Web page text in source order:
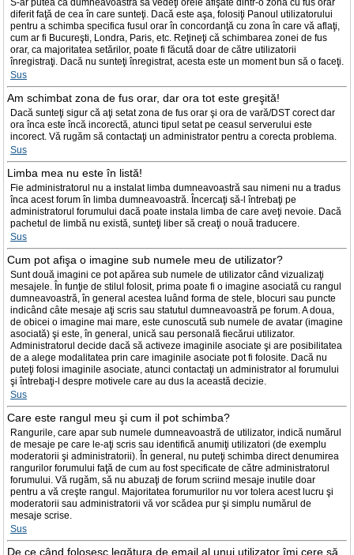
S-ar putea ca dumneavoastră să vedeţi orele afişate dintr-o zonă cu fus orar
diferit faţă de cea în care sunteţi. Dacă este aşa, folosiţi Panoul utilizatorului
pentru a schimba specifica fusul orar în concordanţă cu zona în care vă aflaţi,
cum ar fi Bucureşti, Londra, Paris, etc. Reţineţi că schimbarea zonei de fus
orar, ca majoritatea setărilor, poate fi făcută doar de către utilizatorii
înregistraţi. Dacă nu sunteţi înregistrat, acesta este un moment bun să o faceţi.
Sus
Am schimbat zona de fus orar, dar ora tot este greşită!
Dacă sunteţi sigur că aţi setat zona de fus orar şi ora de vară/DST corect dar
ora înca este încă incorectă, atunci tipul setat pe ceasul serverului este
incorect. Vă rugăm să contactaţi un administrator pentru a corecta problema.
Sus
Limba mea nu este în listă!
Fie administratorul nu a instalat limba dumneavoastră sau nimeni nu a tradus
înca acest forum în limba dumneavoastră. Încercaţi să-l întrebaţi pe
administratorul forumului dacă poate instala limba de care aveţi nevoie. Dacă
pachetul de limbă nu există, sunteţi liber să creaţi o nouă traducere.
Sus
Cum pot afişa o imagine sub numele meu de utilizator?
Sunt două imagini ce pot apărea sub numele de utilizator când vizualizaţi
mesajele. În funţie de stilul folosit, prima poate fi o imagine asociată cu rangul
dumneavoastră, în general acestea luând forma de stele, blocuri sau puncte
indicând câte mesaje aţi scris sau statutul dumneavoastră pe forum. A doua,
de obicei o imagine mai mare, este cunoscută sub numele de avatar (imagine
asociată) şi este, în general, unică sau personală fiecărui utilizator.
Administratorul decide dacă să activeze imaginile asociate şi are posibilitatea
de a alege modalitatea prin care imaginile asociate pot fi folosite. Dacă nu
puteţi folosi imaginile asociate, atunci contactaţi un administrator al forumului
şi întrebaţi-l despre motivele care au dus la această decizie.
Sus
Care este rangul meu şi cum il pot schimba?
Rangurile, care apar sub numele dumneavoastră de utilizator, indică numărul
de mesaje pe care le-aţi scris sau identifică anumiţi utilizatori (de exemplu
moderatorii şi administratorii). În general, nu puteţi schimba direct denumirea
rangurilor forumului faţă de cum au fost specificate de către administratorul
forumului. Vă rugăm, să nu abuzaţi de forum scriind mesaje inutile doar
pentru a vă creşte rangul. Majoritatea forumurilor nu vor tolera acest lucru şi
moderatorii sau administratorii vă vor scădea pur şi simplu numărul de
mesaje scrise.
Sus
De ce când folosesc legătura de email al unui utilizator îmi cere să